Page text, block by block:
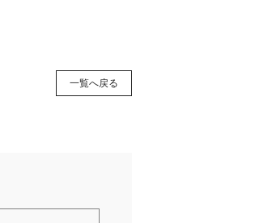
一覧へ戻る